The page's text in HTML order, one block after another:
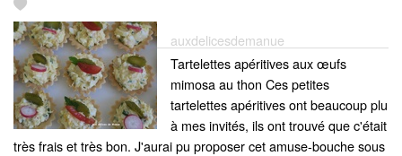
auxdelicesdemanue
Tartelettes apéritives aux œufs
mimosa au thon Ces petites
tartelettes apéritives ont beaucoup plu
à mes invités, ils ont trouvé que c'était
très frais et très bon. J'aurai pu proposer cet amuse-bouche sous